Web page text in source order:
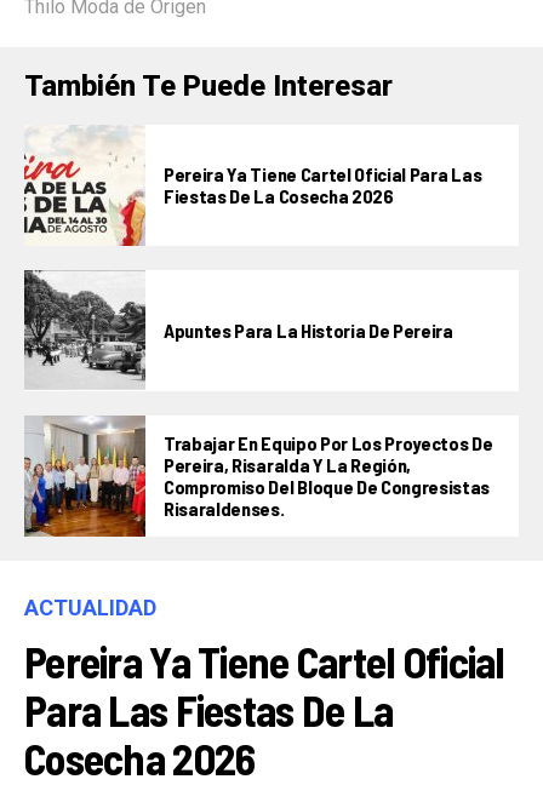
Thilo Moda de Origen
También Te Puede Interesar
Pereira Ya Tiene Cartel Oficial Para Las
Fiestas De La Cosecha 2026
Apuntes Para La Historia De Pereira
Trabajar En Equipo Por Los Proyectos De
Pereira, Risaralda Y La Región,
Compromiso Del Bloque De Congresistas
Risaraldenses.
ACTUALIDAD
Pereira Ya Tiene Cartel Oficial
Para Las Fiestas De La
Cosecha 2026